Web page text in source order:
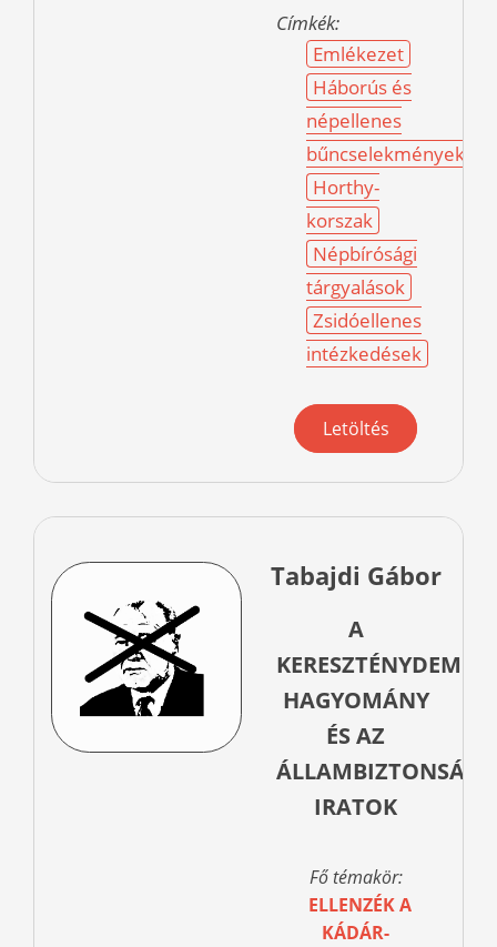
Címkék:
Emlékezet
Háborús és
népellenes
bűncselekmények
Horthy-
korszak
Népbírósági
tárgyalások
Zsidóellenes
intézkedések
Letöltés
Tabajdi Gábor
A
HAGYOMÁNY
ÉS AZ
ÁLLAMBIZTONSÁGI
IRATOK
Fő témakör:
ELLENZÉK A
KÁDÁR-